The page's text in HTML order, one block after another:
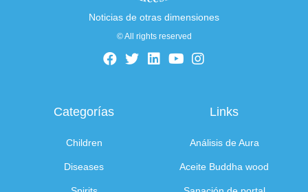
Noticias de otras dimensiones
© All rights reserved
Categorías
Children
Diseases
Links
Análisis de Aura
Aceite Buddha wood